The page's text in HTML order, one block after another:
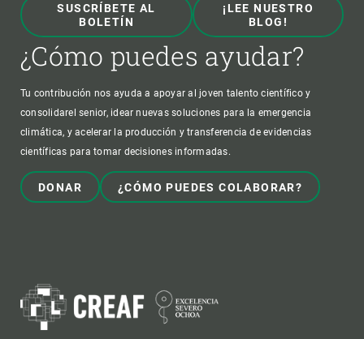
SUSCRÍBETE AL
BOLETÍN
¡LEE NUESTRO
BLOG!
¿Cómo puedes ayudar?
Tu contribución nos ayuda a apoyar al joven talento científico y
consolidarel senior, idear nuevas soluciones para la emergencia
climática, y acelerar la producción y transferencia de evidencias
científicas para tomar decisiones informadas.
DONAR ¿CÓMO PUEDES COLABORAR?